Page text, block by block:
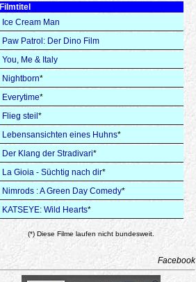
Filmtitel
Ice Cream Man
Paw Patrol: Der Dino Film
You, Me & Italy
Nightborn*
Everytime*
Flieg steil *
Lebensansichten eines Huhns*
Der Klang der Stradivari*
La Gioia - Süchtig nach dir*
Nimrods : A Green Day Comedy*
KATSEYE: Wild Hearts*
(*) Diese Filme laufen nicht bundesweit.
Facebook